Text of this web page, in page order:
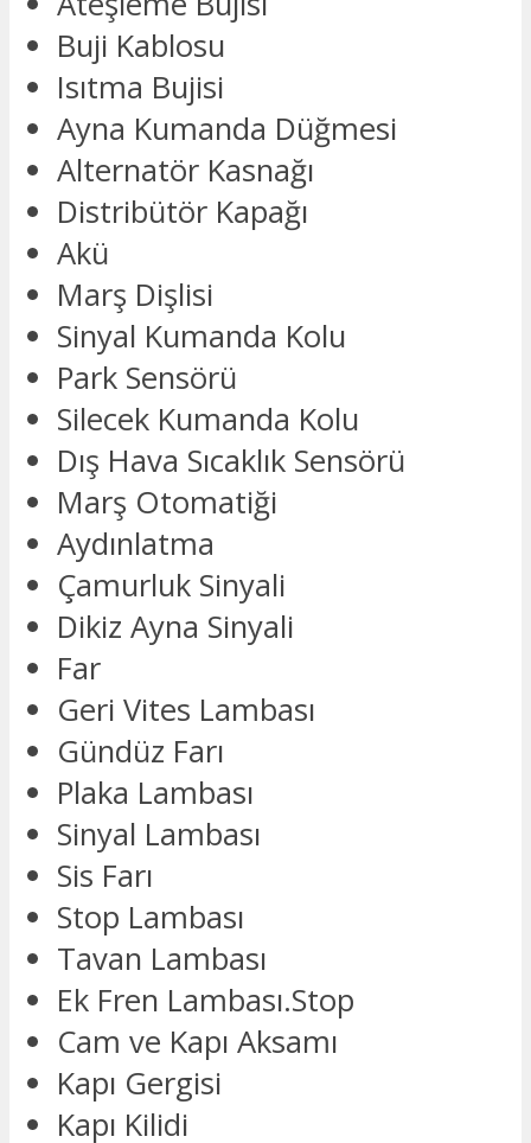
Buji Kablosu
Isıtma Bujisi
Ayna Kumanda Düğmesi
Alternatör Kasnağı
Distribütör Kapağı
Akü
Marş Dişlisi
Sinyal Kumanda Kolu
Park Sensörü
Silecek Kumanda Kolu
Dış Hava Sıcaklık Sensörü
Marş Otomatiği
Aydınlatma
Çamurluk Sinyali
Dikiz Ayna Sinyali
Far
Geri Vites Lambası
Gündüz Farı
Plaka Lambası
Sinyal Lambası
Sis Farı
Stop Lambası
Tavan Lambası
Ek Fren Lambası.Stop
Cam ve Kapı Aksamı
Kapı Gergisi
Kapı Kilidi